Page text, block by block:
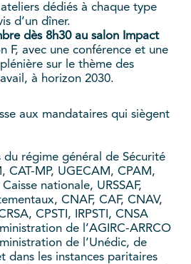
dédiés à chaque type
d’un dîner.
dès 8h30 au salon Impact
F, avec une conférence et une
sur le thème des
à horizon 2030.
aux mandataires qui siègent
du régime général de Sécurité
CAT-MP, UGECAM, CPAM,
Caisse nationale, URSSAF,
CNAF, CAF, CNAV,
CPSTI, IRPSTI, CNSA
de l’AGIRC-ARRCO
de l’Unédic, de
dans les instances paritaires